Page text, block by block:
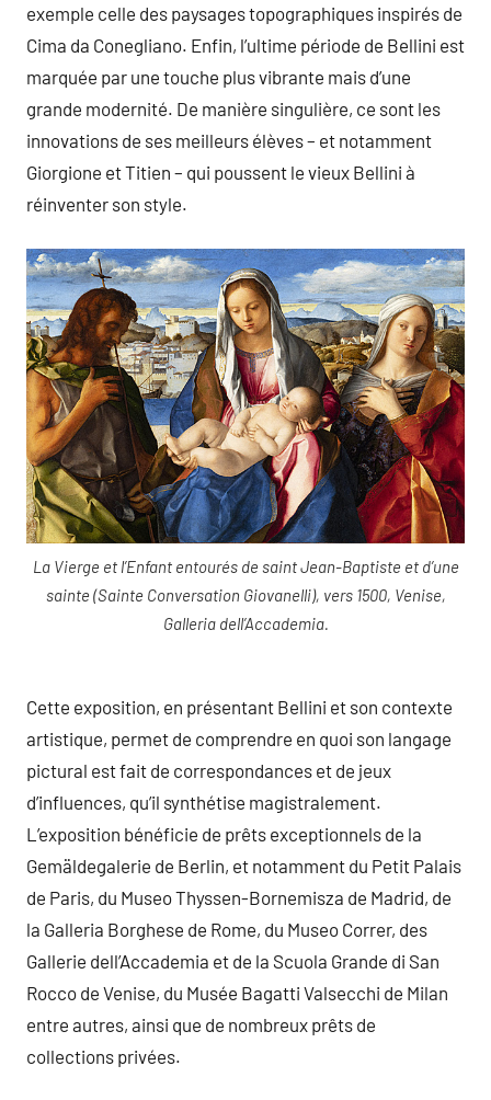
exemple celle des paysages topographiques inspirés de
Cima da Conegliano. Enfin, l’ultime période de Bellini est
marquée par une touche plus vibrante mais d’une
grande modernité. De manière singulière, ce sont les
innovations de ses meilleurs élèves – et notamment
Giorgione et Titien – qui poussent le vieux Bellini à
réinventer son style.
La Vierge et l’Enfant entourés de saint Jean-Baptiste et d’une
sainte (Sainte Conversation Giovanelli), vers 1500, Venise,
Galleria dell’Accademia.
Cette exposition, en présentant Bellini et son contexte
artistique, permet de comprendre en quoi son langage
pictural est fait de correspondances et de jeux
d’influences, qu’il synthétise magistralement.
L’exposition bénéficie de prêts exceptionnels de la
Gemäldegalerie de Berlin, et notamment du Petit Palais
de Paris, du Museo Thyssen-Bornemisza de Madrid, de
la Galleria Borghese de Rome, du Museo Correr, des
Gallerie dell’Accademia et de la Scuola Grande di San
Rocco de Venise, du Musée Bagatti Valsecchi de Milan
entre autres, ainsi que de nombreux prêts de
collections privées.